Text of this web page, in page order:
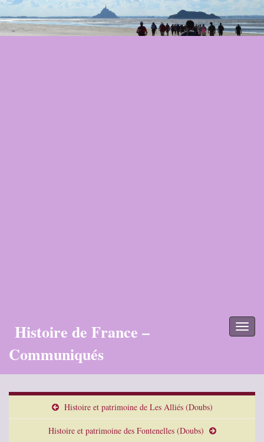
Histoire de France –
Communiqués
Histoire et patrimoine de Les Alliés (Doubs)
Histoire et patrimoine des Fontenelles (Doubs)